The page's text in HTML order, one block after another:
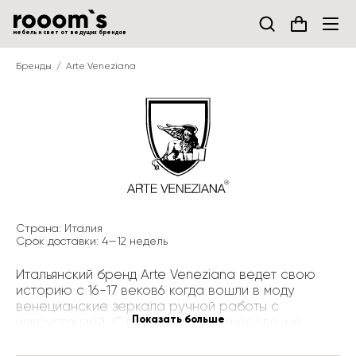
мебель и свет от ведущих брендов
Бренды Arte Veneziana
Итальянский бренд Arte Veneziana ведет свою
историю с 16-17 веков6 когда вошли в моду
венецианские зеркала ручной работы с
инкрустацией. С годами фабрика росла, но
Показать больше
Страна: Италия
Срок доставки: 4—12 недель